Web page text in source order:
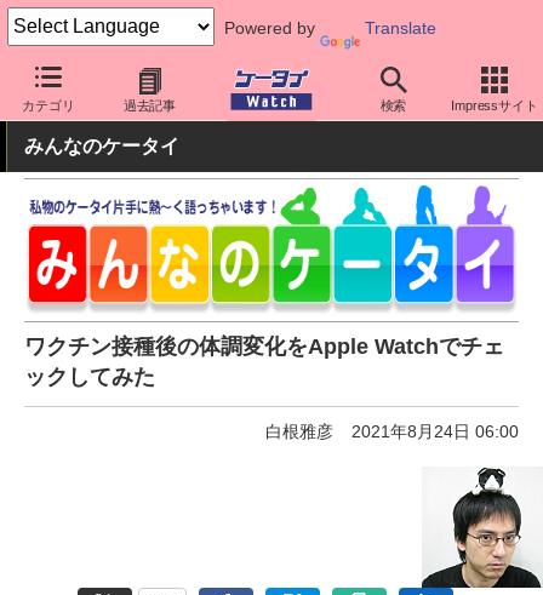
Powered by Translate
カテゴリ 過去記事 検索 Impressサイト
ケータイ Watch OS iPhone (iOS) アプリ・サービス
みんなのケータイ
ワクチン接種後の体調変化をApple Watchでチェ
ックしてみた
白根雅彦 2021年8月24日 06:00